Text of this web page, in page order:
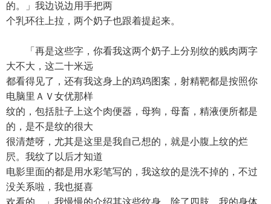
的。」我边说边用手把两
个乳环往上拉，两个奶子也跟着提起来。
「再是这些字，你看我这两个奶子上分别纹的贱肉两字
大不大，这二十米远
都看得见了，还有我这身上的鸡鸡图案，射精靶都是按照你
电脑里ＡＶ女优那样
纹的，包括肚子上这个肉便器，母狗，母畜，精液便所都是
的，是不是纹的很大
很清楚呀，尤其是这里是我自己想的，就是小腹上纹的烂
屄。我纹了以后才知道
电影里面的都是用水彩笔写的，我这纹的是洗不掉的，不过
没关系啦，我也挺喜
欢看的。」我慢慢的介绍其这些纹身，除了四肢，我的身体